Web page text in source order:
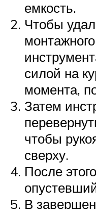
емкость.
Чтобы
силой на
момента,
Затем
чтобы
сверху.
После
В